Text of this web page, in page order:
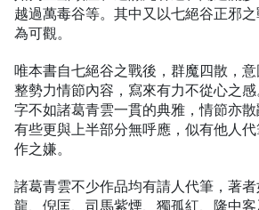
越過萬毒谷等。其中又以七絕谷正邪
為可觀。
唯本書自七絕谷之戰後，群魔四散，
整勢力情節內容，寫來有力不從心之感
字不如諸葛青雲一貫的典雅，情節亦散
有些更與上半部分無呼應，似有他人
作之嫌。
諸葛青雲不少作品均有請人代筆，著
龍、倪匡、司馬紫煙、獨孤紅、隆中